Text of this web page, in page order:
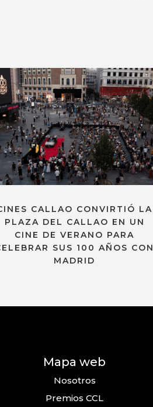
CALLAO CONVIRTIÓ LA
PLAZA DEL CALLAO EN UN
CINE DE VERANO PARA
SUS 100 AÑOS CON
MADRID
Mapa web
Nosotros
Premios CCL